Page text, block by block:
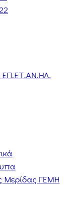
ΕΠ.ΕΤ.ΑΝ.ΗΛ.
Μερίδας ΓΕΜΗ